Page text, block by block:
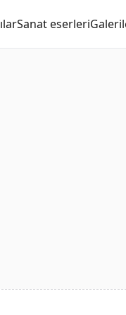
Sanat eserleri